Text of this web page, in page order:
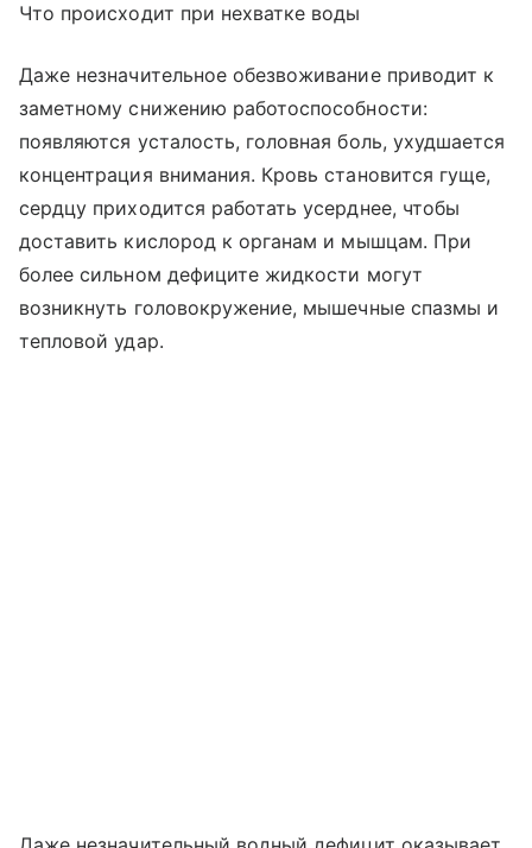
Что происходит при нехватке воды
Даже незначительное обезвоживание приводит к
заметному снижению работоспособности:
появляются усталость, головная боль, ухудшается
концентрация внимания. Кровь становится гуще,
сердцу приходится работать усерднее, чтобы
доставить кислород к органам и мышцам. При
более сильном дефиците жидкости могут
возникнуть головокружение, мышечные спазмы и
тепловой удар.